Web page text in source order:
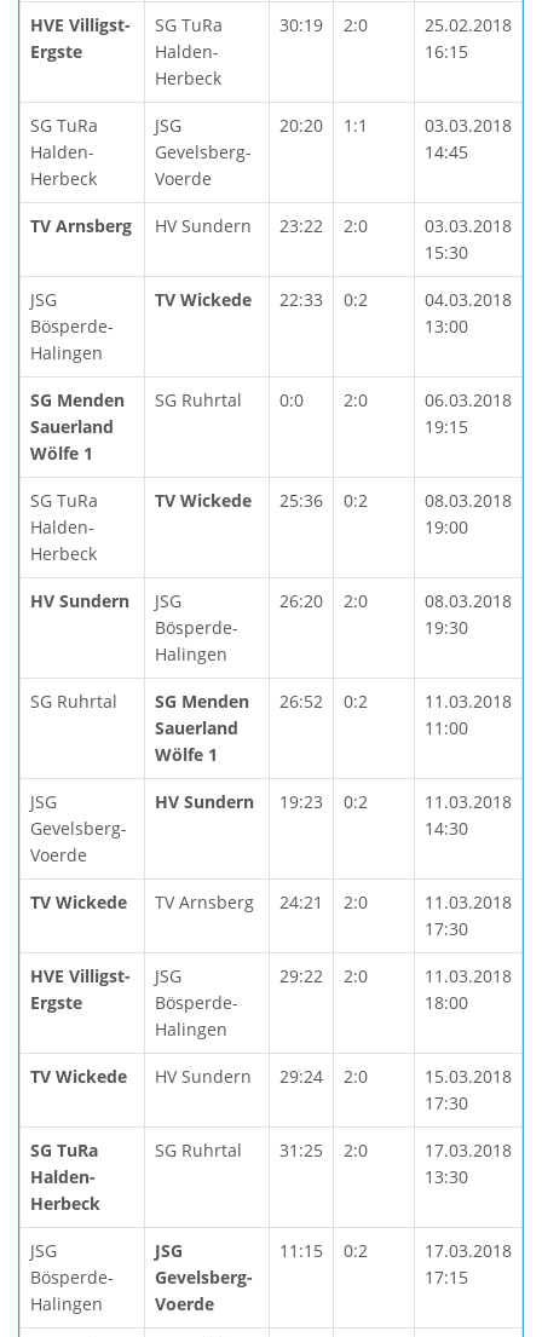
HVE Villigst-
Ergste
SG TuRa
Halden-
Herbeck
30:19 2:0
25.02.2018
16:15
SG TuRa
Halden-
Herbeck
JSG
Gevelsberg-
Voerde
20:20 1:1
03.03.2018
14:45
TV Arnsberg HV Sundern 23:22 2:0
03.03.2018
15:30
JSG
Bösperde-
Halingen
TV Wickede 22:33 0:2
04.03.2018
13:00
SG Menden
Sauerland
Wölfe 1
SG Ruhrtal 0:0 2:0
06.03.2018
19:15
SG TuRa
Halden-
Herbeck
TV Wickede 25:36 0:2
08.03.2018
19:00
HV Sundern
JSG
Bösperde-
Halingen
26:20 2:0
08.03.2018
19:30
SG Ruhrtal
SG Menden
Sauerland
Wölfe 1
26:52 0:2
11.03.2018
11:00
JSG
Gevelsberg-
Voerde
HV Sundern 19:23 0:2
11.03.2018
14:30
TV Wickede TV Arnsberg 24:21 2:0
11.03.2018
17:30
HVE Villigst-
Ergste
JSG
Bösperde-
Halingen
29:22 2:0
11.03.2018
18:00
TV Wickede HV Sundern 29:24 2:0
15.03.2018
17:30
SG TuRa
Halden-
Herbeck
SG Ruhrtal 31:25 2:0
17.03.2018
13:30
JSG
Bösperde-
Halingen
JSG
Gevelsberg-
Voerde
11:15 0:2
17.03.2018
17:15